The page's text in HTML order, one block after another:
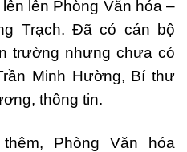
lên Phòng Văn hóa –
Trạch. Đã có cán bộ
trường nhưng chưa có
Minh Hường, Bí thư
thông tin.
Phòng Văn hóa